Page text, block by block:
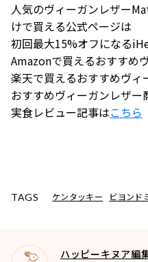
人気のヴィーガンレザー
けで買える公式ページは
初回最大15%オフになる
Amazonで買えるおすすめ
楽天で買えるおすすめヴィ
おすすめヴィーガンレザー
実食レビュー記事はこちら
TAGS ケンタッキー ビヨンド
ハッピーキヌア編